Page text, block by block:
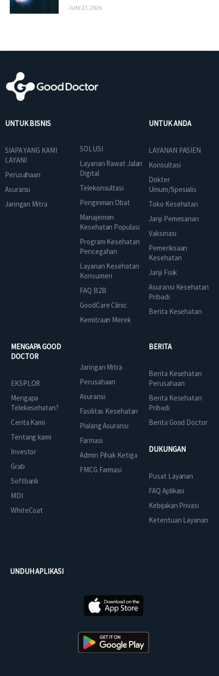
JUNI 23, 2026
UNTUK BISNIS
SIAPA YANG KAMI
LAYANI
Perusahaan
Asuransi
Jaringan Mitra
SOLUSI
Layanan Rawat Jalan
Digital
Telekonsultasi
Pengiriman Obat
Manajemen
Kesehatan Populasi
Program Kesehatan
Pencegahan
Layanan Kesehatan
Konsumen
FAQ B2B
GoodCare Clinic
Kemitraan Merek
UNTUK ANDA
LAYANAN PASIEN
Konsultasi
Dokter
Umum/Spesialis
Toko Kesehatan
Janji Pemesanan
Vaksinasi
Pemeriksaan
Kesehatan
Janji Fisik
Asuransi Kesehatan
Pribadi
Berita Kesehatan
MENGAPA GOOD
DOCTOR
EKSPLOR
Mengapa
Telekesehatan?
Cerita Kami
Tentang kami
Investor
Grab
Softbank
MDI
WhiteCoat
Jaringan Mitra
Perusahaan
Asuransi
Fasilitas Kesehatan
Pialang Asuransi
Farmasi
Admin Pihak Ketiga
FMCG Farmasi
BERITA
Berita Kesehatan
Perusahaan
Berita Kesehatan
Pribadi
Berita Good Doctor
DUKUNGAN
Pusat Layanan
FAQ Aplikasi
Kebijakan Privasi
Ketentuan Layanan
UNDUH APLIKASI